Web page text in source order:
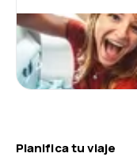
Planifica tu viaje